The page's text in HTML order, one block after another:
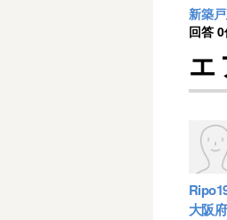
新築
回答
大阪府